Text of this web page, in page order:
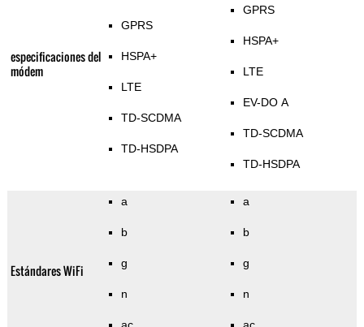
especificaciones del
módem
GPRS
HSPA+
LTE
TD-SCDMA
TD-HSDPA
GPRS
HSPA+
LTE
EV-DO A
TD-SCDMA
TD-HSDPA
Estándares WiFi
a
b
g
n
a
b
g
n